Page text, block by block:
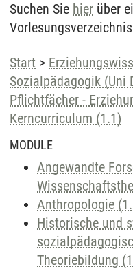
Suchen Sie hier über
Start >
Sozialpädagogik (Uni
Pflichtfächer -
Kerncurriculum (1.1)
MODULE
Angewandte
Anthropologie
Historische und
Theoriebildung